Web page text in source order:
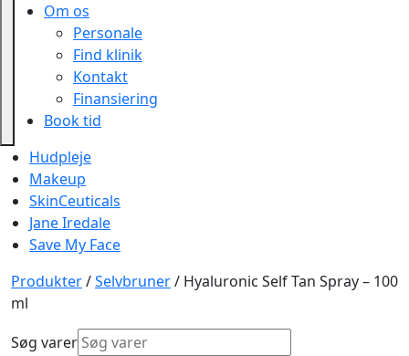
Om os
Personale
Find klinik
Kontakt
Finansiering
Book tid
Hudpleje
Makeup
SkinCeuticals
Jane Iredale
Save My Face
Produkter/Selvbruner/ Hyaluronic Self Tan Spray – 100
ml
Søg varer